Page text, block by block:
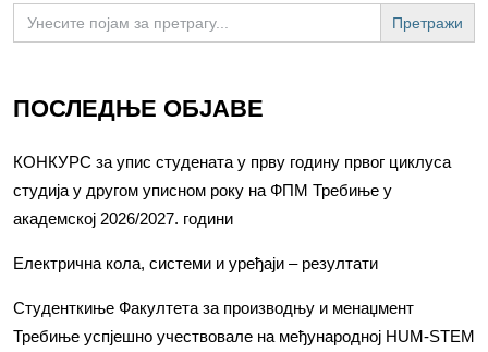
Search
for:
ПОСЛЕДЊЕ ОБЈАВЕ
КОНКУРС за упис студената у прву годину првог циклуса
студија у другом уписном року на ФПМ Требиње у
академској 2026/2027. години
Електрична кола, системи и уређаји – резултати
Студенткиње Факултета за производњу и менаџмент
Требиње успјешно учествовале на међународној HUM-STEM